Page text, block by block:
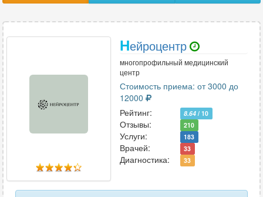
голеностопного сустава
16
желчного пузыря
желчного пузыря с определением функции
забрюшинного пространства
кисти руки
Нейроцентр
многопрофильный медицинский
центр
Стоимость приема: от 3000 до
12000
Рейтинг:
8.64 / 10
Отзывы: 210
Услуги: 183
Врачей: 33
Диагностика: 33